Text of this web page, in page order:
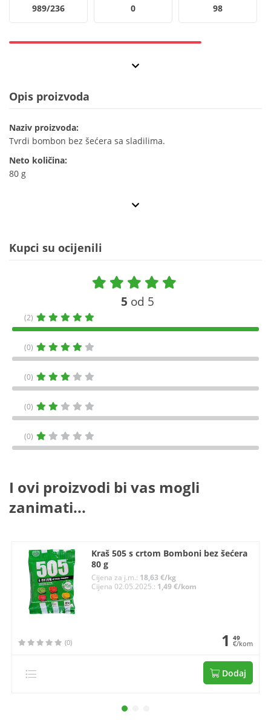
989/236 0 98
Opis proizvoda
Naziv proizvoda:
Tvrdi bombon bez šećera sa sladilima.
Neto količina:
80 g
Kupci su ocijenili
5 od 5
(2)
(0)
(0)
(0)
(0)
I ovi proizvodi bi vas mogli
zanimati...
Kraš 505 s crtom Bomboni bez šećera
80 g
Cijena za j.m.: 18,63 €/kg
Cijena 02.05.2025.: 1,49 €/kom
(0) 1 49
€/kom
Dodaj